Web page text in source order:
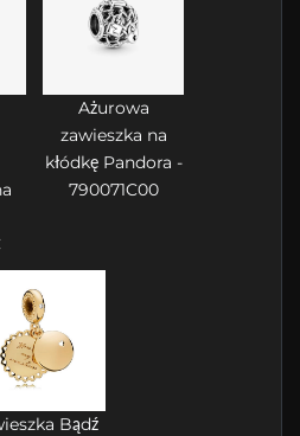
Ażurowa
zawieszka na
kłódkę Pandora -
790071C00
Bądź